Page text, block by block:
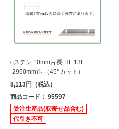
□ステン 10mm片長 HL 13L
-2950mm迄 （45°カット）
8,113円（税込）
商品コード： 95597
受注生産品(取寄せ品含む)
代引き不可